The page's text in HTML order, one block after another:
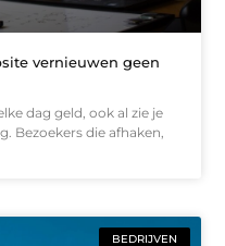
vernieuwen geen
dag geld, ook al zie je
Bezoekers die afhaken,
BEDRIJVEN